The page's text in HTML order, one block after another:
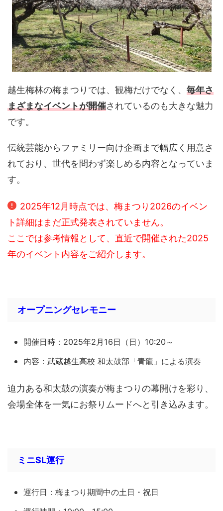
越生梅林の梅まつりでは、観梅だけでなく、 毎年さ
まざまなイベントが開催されているのも大きな魅力
です。
伝統芸能からファミリー向け企画まで幅広く用意さ
れており、世代を問わず楽しめる内容となっていま
す。
2025年12月時点では、梅まつり2026のイベン
ト詳細はまだ正式発表されていません。
ここでは参考情報として、直近で開催された2025
年のイベント内容をご紹介します。
オープニングセレモニー
開催日時：2025年2月16日（日）10:20～
内容：武蔵越生高校 和太鼓部「青龍」による演奏
迫力ある和太鼓の演奏が梅まつりの幕開けを彩り、
会場全体を一気にお祭りムードへと引き込みます。
ミニSL運行
運行日：梅まつり期間中の土日・祝日